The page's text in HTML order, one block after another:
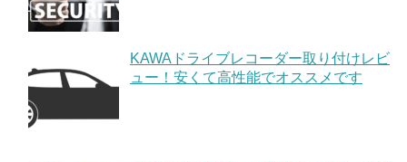
KAWAドライブレコーダー取り付けレビ
ュー！安くて高性能でオススメです